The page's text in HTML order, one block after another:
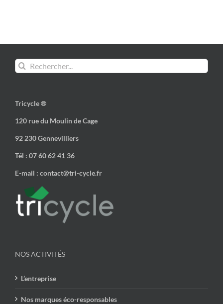
Rechercher:
Tricycle ®
120 rue du Moulin de Cage
92 230 Gennevilliers
Tél : 07 60 62 41 36
E-mail : contact@tri-cycle.fr
NOS ACTIVITÉS
L’entreprise
Nos marques éco-responsables